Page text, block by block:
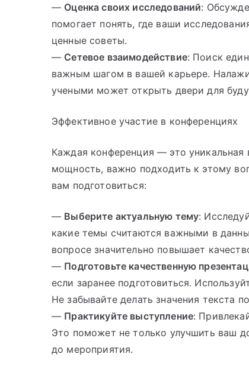
— Оценка своих исследований:
помогает понять, где ваши
ценные советы.
— Сетевое взаимодействие: Поиск
важным шагом в вашей карьере.
учеными может открыть двери для
Эффективное участие в конференциях
Каждая конференция — это уникальная
мощность, важно подходить к этому
вам подготовиться:
— Выберите актуальную тему:
какие темы считаются важными в
вопросе значительно повышает
— Подготовьте качественную
если заранее подготовиться.
Не забывайте делать значения текста
— Практикуйте выступление:
Это поможет не только улучшить ваш
до мероприятия.